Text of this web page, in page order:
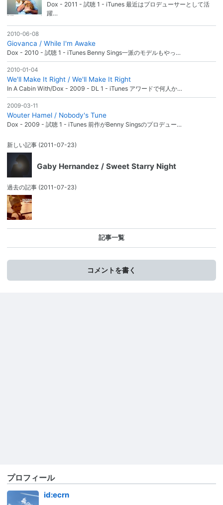
Dox - 2011 - 試聴 1 - iTunes 最近はプロデューサーとして活
躍…
2010-06-08
Giovanca / While I'm Awake
Dox - 2010 - 試聴 1 - iTunes Benny Sings一派のモデルもやっ…
2010-01-04
We'll Make It Right / We'll Make It Right
In A Cabin With/Dox - 2009 - DL 1 - iTunes アワードで何人か…
2009-03-11
Wouter Hamel / Nobody's Tune
Dox - 2009 - 試聴 1 - iTunes 前作がBenny Singsのプロデュー…
新しい記事 (2011-07-23)
Gaby Hernandez / Sweet Starry Night
過去の記事 (2011-07-23)
記事一覧
コメントを書く
プロフィール
id:ecrn